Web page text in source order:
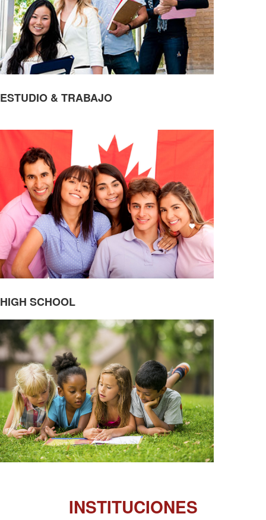
ESTUDIO & TRABAJO
HIGH SCHOOL
INSTITUCIONES